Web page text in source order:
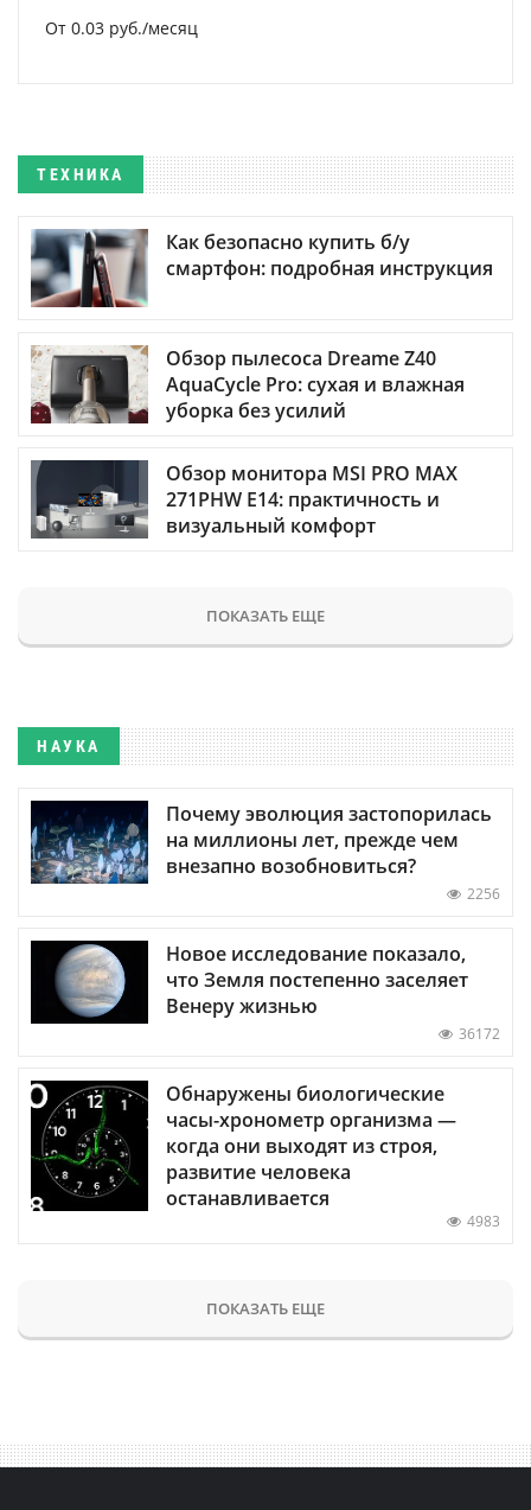
От 0.03 руб./месяц
ТЕХНИКА
Как безопасно купить б/у
смартфон: подробная инструкция
Обзор пылесоса Dreame Z40
AquaCycle Pro: сухая и влажная
уборка без усилий
Обзор монитора MSI PRO MAX
271PHW E14: практичность и
визуальный комфорт
ПОКАЗАТЬ ЕЩЕ
НАУКА
Почему эволюция застопорилась
на миллионы лет, прежде чем
внезапно возобновиться?
2256
Новое исследование показало,
что Земля постепенно заселяет
Венеру жизнью
36172
Обнаружены биологические
часы-хронометр организма —
когда они выходят из строя,
развитие человека
останавливается
4983
ПОКАЗАТЬ ЕЩЕ